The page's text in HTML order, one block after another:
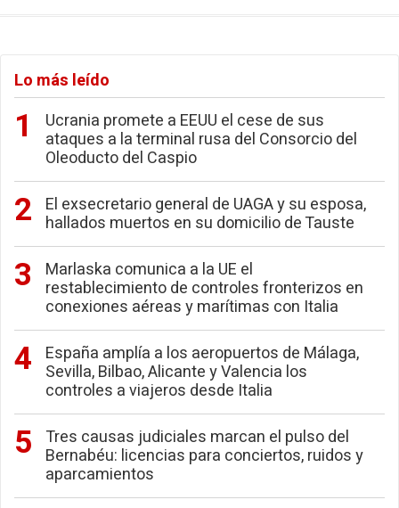
Lo más leído
Ucrania promete a EEUU el cese de sus
ataques a la terminal rusa del Consorcio del
Oleoducto del Caspio
El exsecretario general de UAGA y su esposa,
hallados muertos en su domicilio de Tauste
Marlaska comunica a la UE el
restablecimiento de controles fronterizos en
conexiones aéreas y marítimas con Italia
España amplía a los aeropuertos de Málaga,
Sevilla, Bilbao, Alicante y Valencia los
controles a viajeros desde Italia
Tres causas judiciales marcan el pulso del
Bernabéu: licencias para conciertos, ruidos y
aparcamientos